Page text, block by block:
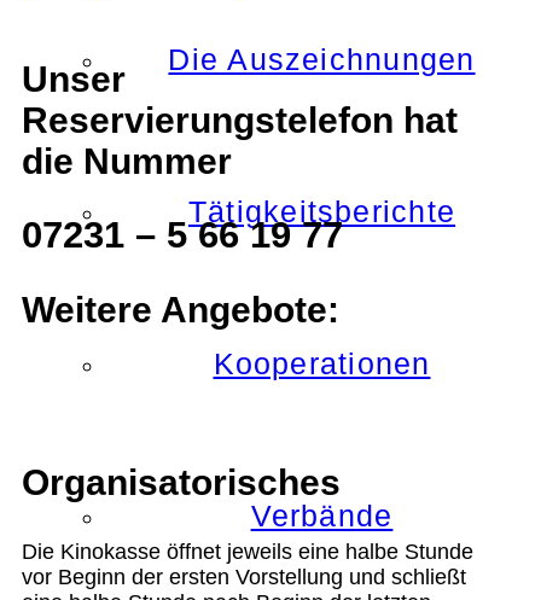
Die Auszeichnungen
Tätigkeitsberichte
Kooperationen
Verbände
Unser
Reservierungstelefon hat
die Nummer
07231 – 5 66 19 77
Weitere Angebote:
Organisatorisches
Die Kinokasse öffnet jeweils eine halbe Stunde
vor Beginn der ersten Vorstellung und schließt